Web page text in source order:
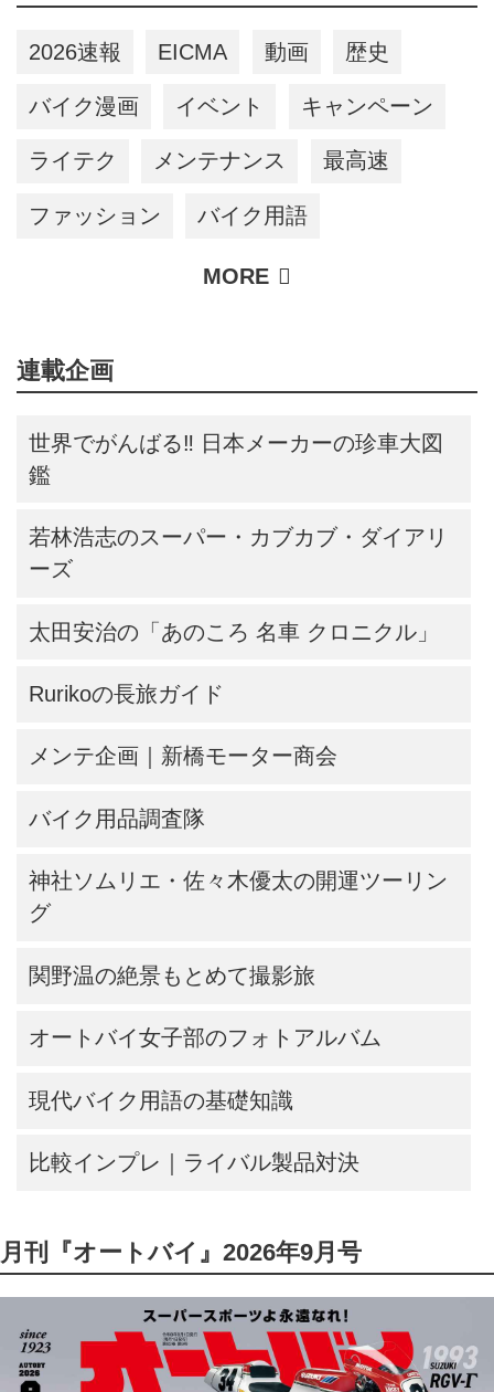
2026速報 EICMA 動画 歴史
バイク漫画 イベント キャンペーン
ライテク メンテナンス 最高速
ファッション バイク用語
連載企画
世界でがんばる‼ 日本メーカーの珍車大図
鑑
若林浩志のスーパー・カブカブ・ダイアリ
ーズ
太田安治の「あのころ 名車 クロニクル」
Rurikoの長旅ガイド
メンテ企画｜新橋モーター商会
バイク用品調査隊
神社ソムリエ・佐々木優太の開運ツーリン
グ
関野温の絶景もとめて撮影旅
オートバイ女子部のフォトアルバム
現代バイク用語の基礎知識
比較インプレ｜ライバル製品対決
月刊『オートバイ』2026年9月号